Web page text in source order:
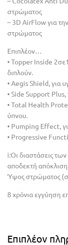
στρώματος
– 3D AirFlow για
στρώματος
Επιπλέον…
• Topper Inside
διπλούν.
• Aegis Shield, για
• Side Support Plus,
• Total Health
ύπνου.
• Pumping Effect,
• Progressive
i:Οι διαστάσεις
αποδεκτή
Ύψος στρώματος
8 χρόνια εγγύηση
Επιπλέον